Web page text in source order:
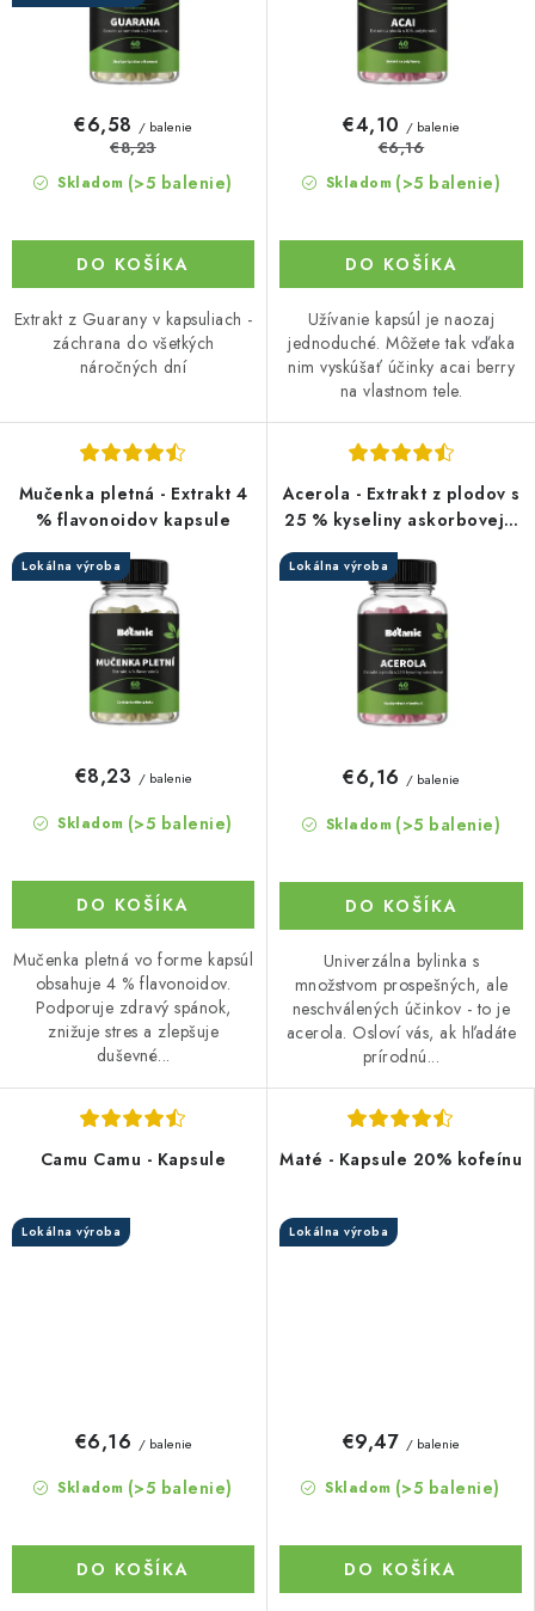
t
u
Skladom (>5 balenie)
€6,58 / balenie
€8,23
DO KOŠÍKA
Extrakt z Guarany v kapsuliach -
záchrana do všetkých
náročných dní
Skladom (>5 balenie)
€4,10 / balenie
€6,16
DO KOŠÍKA
Užívanie kapsúl je naozaj
jednoduché. Môžete tak vďaka
nim vyskúšať účinky acai berry
na vlastnom tele.
Mučenka pletná - Extrakt 4
% flavonoidov kapsule
Lokálna výroba
Skladom (>5 balenie)
€8,23 / balenie
DO KOŠÍKA
Mučenka pletná vo forme kapsúl
obsahuje 4 % flavonoidov.
Podporuje zdravý spánok,
znižuje stres a zlepšuje
duševné...
Acerola - Extrakt z plodov s
25 % kyseliny askorbovej v
kapsulách
Lokálna výroba
Skladom (>5 balenie)
€6,16 / balenie
DO KOŠÍKA
Univerzálna bylinka s
množstvom prospešných, ale
neschválených účinkov - to je
acerola. Osloví vás, ak hľadáte
prírodnú...
Camu Camu - Kapsule
Lokálna výroba
Skladom (>5 balenie)
€6,16 / balenie
DO KOŠÍKA
Maté - Kapsule 20% kofeínu
Lokálna výroba
Skladom (>5 balenie)
€9,47 / balenie
DO KOŠÍKA